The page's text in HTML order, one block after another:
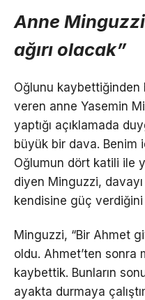
Anne
ağırı olacak”
Oğlunu
veren anne Yasemin
yaptığı açıklamada
büyük bir dava. Benim
Oğlumun dört katili ile
diyen Minguzzi,
kendisine güç
Minguzzi, “Bir Ahmet
oldu. Ahmet’ten sonra
kaybettik. Bunların
ayakta durmaya